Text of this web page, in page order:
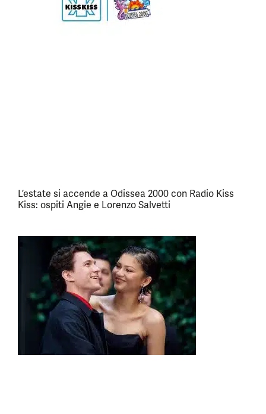
L’estate si accende a Odissea 2000 con Radio Kiss
Kiss: ospiti Angie e Lorenzo Salvetti